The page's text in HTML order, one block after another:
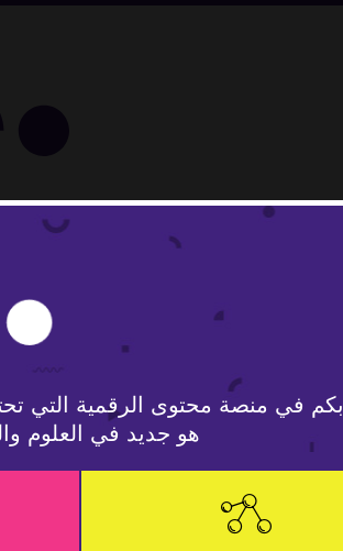
ومجتمع
بكم في منصة محتوى الرقمية التي
هو جديد في العلوم